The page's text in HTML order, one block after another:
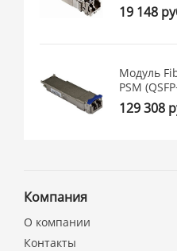
19 148
Модуль
PSM
129 308
Компания
О компании
Контакты